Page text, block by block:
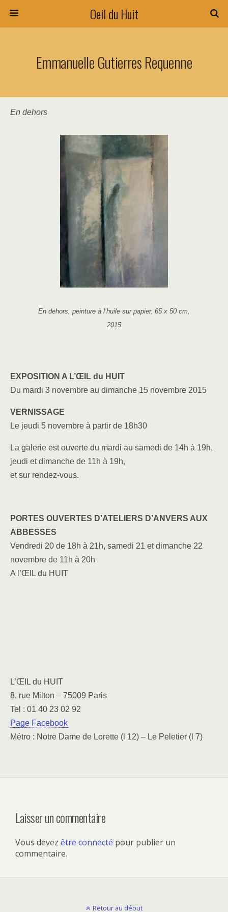
Oeil du Huit
Emmanuelle Gutierres Requenne
En dehors
En dehors, peinture à l’huile sur papier, 65 x 50 cm,
2015
EXPOSITION A L’ŒIL du HUIT
Du mardi 3 novembre au dimanche 15 novembre 2015
VERNISSAGE
Le jeudi 5 novembre à partir de 18h30
La galerie est ouverte du mardi au samedi de 14h à 19h,
jeudi et dimanche de 11h à 19h,
et sur rendez-vous.
PORTES OUVERTES D’ATELIERS D’ANVERS AUX
ABBESSES
Vendredi 20 de 18h à 21h, samedi 21 et dimanche 22
novembre de 11h à 20h
A l’ŒIL du HUIT
L’ŒIL du HUIT
8, rue Milton – 75009 Paris
Tel : 01 40 23 02 92
Page Facebook
Métro : Notre Dame de Lorette (l 12) – Le Peletier (l 7)
Laisser un commentaire
Vous devez être connecté pour publier un
commentaire.
Retour au début